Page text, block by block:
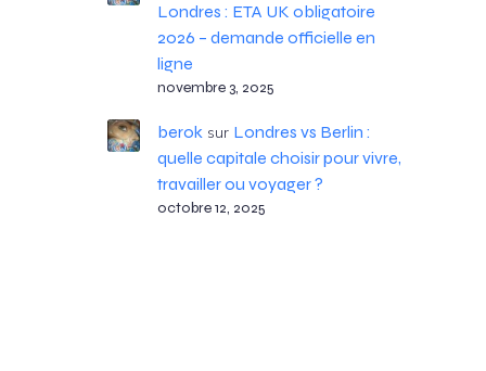
Londres : ETA UK obligatoire
2026 – demande officielle en
ligne
novembre 3, 2025
beroksur Londres vs Berlin :
quelle capitale choisir pour vivre,
travailler ou voyager ?
octobre 12, 2025